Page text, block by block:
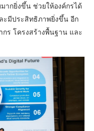
ากยิ่งขึ้น ช่วยให้องค์กรได้
ะมีประสิทธิภาพยิ่งขึ้น อีก
ร โครงสร้างพื้นฐาน และ